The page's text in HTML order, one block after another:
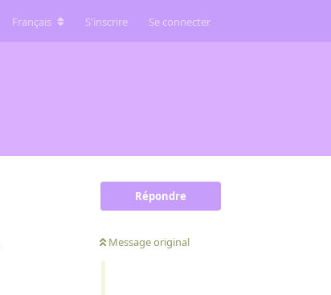
Français S'inscrire Se connecter
Répondre
Message original